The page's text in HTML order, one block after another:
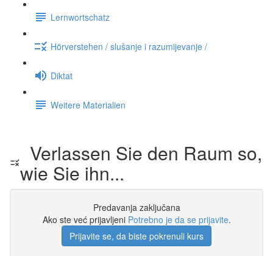
Lernwortschatz
Hörverstehen / slušanje i razumijevanje /
Diktat
Weitere Materialien
Verlassen Sie den Raum so,
wie Sie ihn...
Predavanja zaključana
Ako ste već prijavljeni Potrebno je da se prijavite.
Prijavite se, da biste pokrenuli kurs